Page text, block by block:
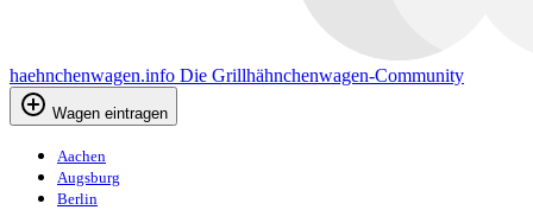
haehnchenwagen.info Die Grillhähnchenwagen-Community
Wagen eintragen
Aachen
Augsburg
Berlin